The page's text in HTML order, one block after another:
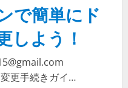
で簡単にド
しよう！
更手続きガイ…